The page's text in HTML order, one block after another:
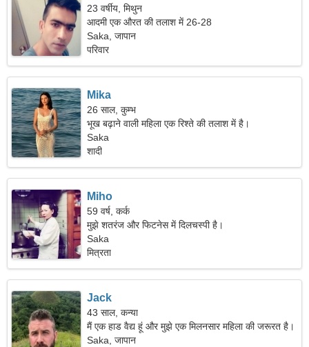
23 वर्षीय, मिथुन
आदमी एक औरत की तलाश में 26-28
Saka, जापान
परिवार
Mika
26 साल, कुम्भ
भूख बढ़ाने वाली महिला एक रिश्ते की तलाश में है।
Saka
शादी
Miho
59 वर्ष, कर्क
मुझे शतरंज और फिटनेस में दिलचस्पी है।
Saka
मित्रता
Jack
43 साल, कन्या
मैं एक हाड वैद्य हूं और मुझे एक मिलनसार महिला की जरूरत है।
Saka, जापान